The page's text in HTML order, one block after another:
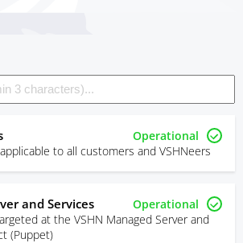
Operational
to all customers and VSHNeers
and Services
Operational
at the VSHN Managed Server and
(Puppet)